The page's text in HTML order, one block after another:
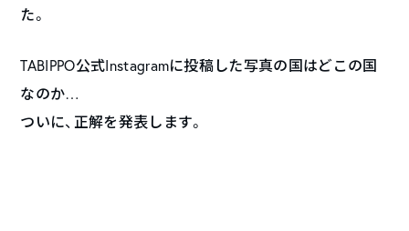
た。
TABIPPO公式Instagramに投稿した写真の国はどこの国
なのか…
ついに、正解を発表します。